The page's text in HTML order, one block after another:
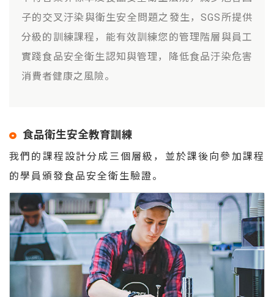
子的交叉汙染與衛生安全問題之發生，SGS所提供
分級的訓練課程，能有效訓練您的管理階層與員工
實踐食品安全衛生認知與管理，降低食品汙染危害
消費者健康之風險。
食品衛生安全教育訓練
我們的課程設計分成三個層級，並於課後向參加課程
的學員頒發食品安全衛生驗證。